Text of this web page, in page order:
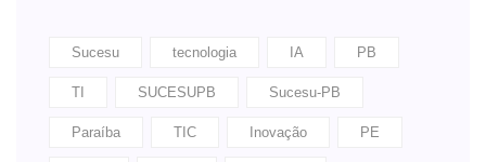
Sucesu tecnologia IA PB
TI SUCESUPB Sucesu-PB
Paraíba TIC Inovação PE